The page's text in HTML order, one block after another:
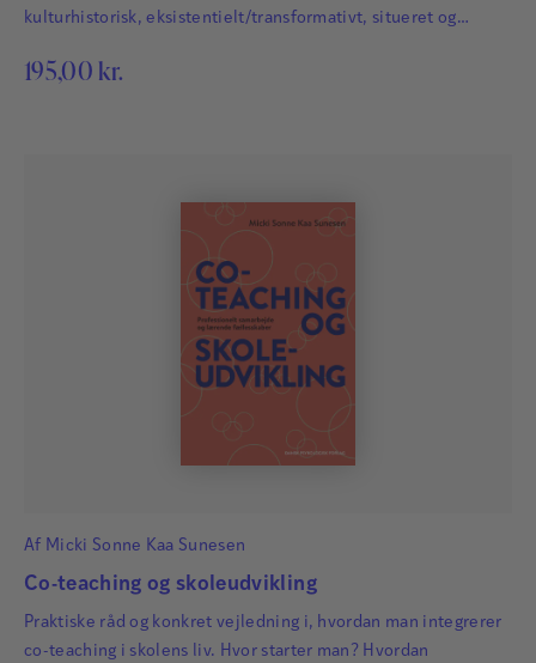
kulturhistorisk, eksistentielt/transformativt, situeret og
195,00 kr.
Af Micki Sonne Kaa Sunesen
Co-teaching og skoleudvikling
Praktiske råd og konkret vejledning i, hvordan man integrerer
co-teaching i skolens liv. Hvor starter man? Hvordan